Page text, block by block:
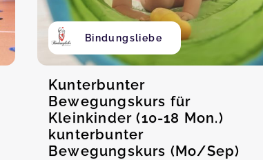
Bindungsliebe
Kunterbunter
Bewegungskurs für
Kleinkinder (10-18 Mon.)
kunterbunter
Bewegungskurs (Mo/Sep)